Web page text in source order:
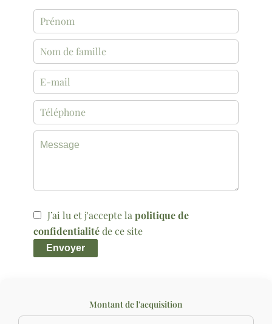
J’ai lu et j'accepte la politique de
confidentialitéde ce site
Envoyer
Montant de l'acquisition